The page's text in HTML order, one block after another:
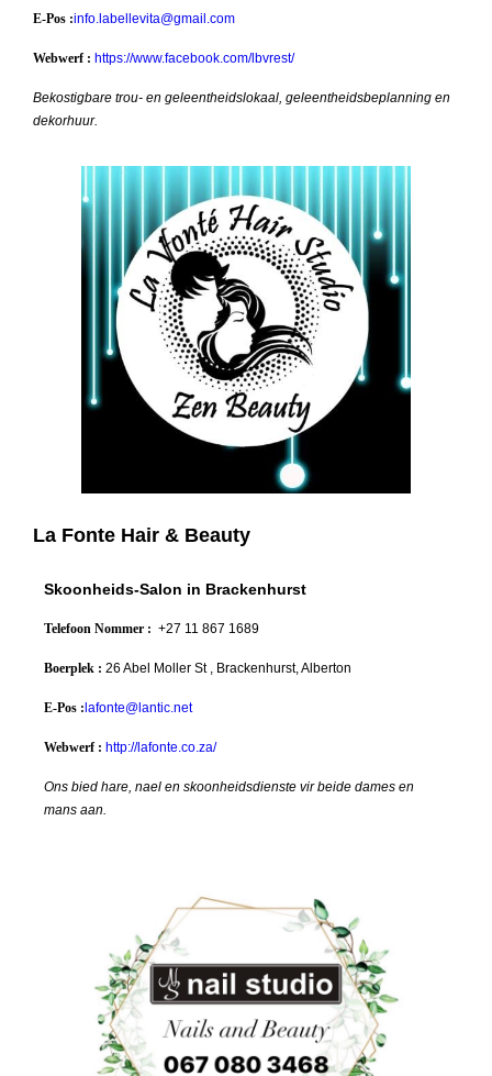
E-Pos :info.labellevita@gmail.com
Webwerf : https://www.facebook.com/lbvrest/
Bekostigbare trou- en geleentheidslokaal, geleentheidsbeplanning en
dekorhuur.
La Fonte Hair & Beauty
Skoonheids-Salon in Brackenhurst
Telefoon Nommer : +27 11 867 1689
Boerplek : 26 Abel Moller St , Brackenhurst, Alberton
E-Pos : lafonte@lantic.net
Webwerf : http://lafonte.co.za/
Ons bied hare, nael en skoonheidsdienste vir beide dames en
mans aan.